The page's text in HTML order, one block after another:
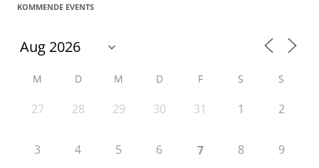
KOMMENDE EVENTS
M D M D F S S
27 28 29 30 31 1 2
3 4 5 6 7 8 9